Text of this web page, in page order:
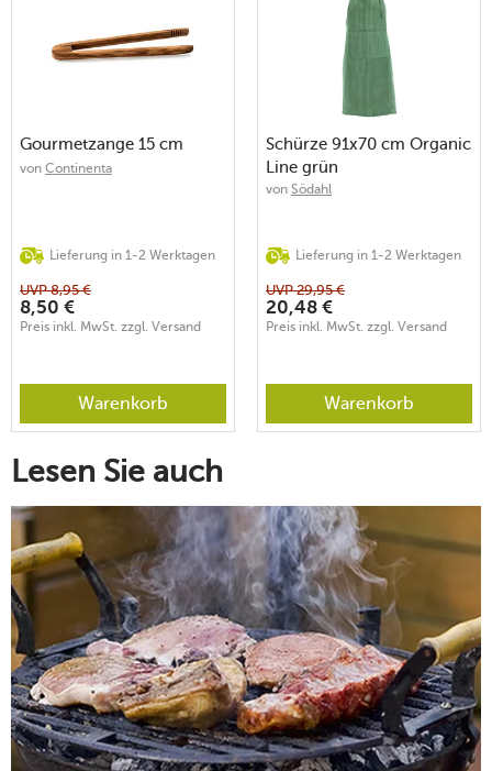
Gourmetzange 15 cm
von Continenta
Lieferung in 1-2 Werktagen
UVP8,95 €
8,50 €
Preis inkl. MwSt. zzgl. Versand
Warenkorb
Schürze 91x70 cm Organic
Line grün
von Södahl
Lieferung in 1-2 Werktagen
UVP29,95 €
20,48 €
Preis inkl. MwSt. zzgl. Versand
Warenkorb
Lesen Sie auch